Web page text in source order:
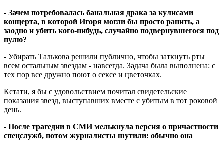
- Зачем потребовалась банальная драка за кулисами
концерта, в которой Игоря могли бы просто ранить, а
заодно и убить кого-нибудь, случайно подвернувшегося под
пулю?
- Убирать Талькова решили публично, чтобы заткнуть рты
всем остальным звездам - навсегда. Задача была выполнена: с
тех пор все дружно поют о сексе и цветочках.
Кстати, я бы с удовольствием почитал свидетельские
показания звезд, выступавших вместе с убитым в тот роковой
день.
- После трагедии в СМИ мелькнула версия о причастности
спецслужб, потом журналисты шутили: обычно она